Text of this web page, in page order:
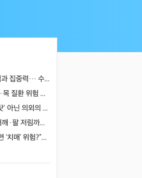
수능 D-100, 흔들리는 체력과 집중력… 수험생 영양 관리 어떻게 할까
“평생 물질한 제주 해녀, 코·목 질환 위험 높았다”… 10년 추적 연구 결과
"한쪽 귀만 먹먹"… '귀지 탓' 아닌 의외의 원인 4가지
일자목·거북목 방치하면 어깨·팔 저림까지…초기 관리가 중요한 이유
“하루 8시간 30분 이상 자면 ‘치매’ 위험?”… 혈액 속 알츠하이머 단백질 늘었다